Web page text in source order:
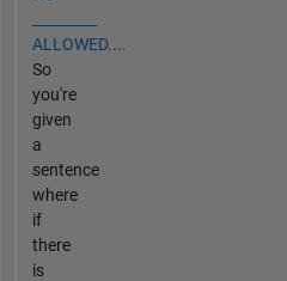
ALLOWED....
So
you're
given
a
sentence
where
if
there
is